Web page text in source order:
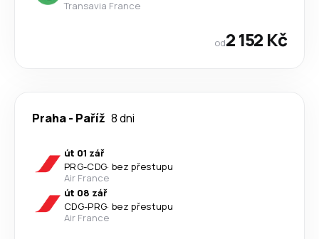
Transavia France
od2 152 Kč
Praha- Paříž 8 dni
út 01 zář
PRG-CDG· bez přestupu
Air France
út 08 zář
CDG-PRG· bez přestupu
Air France